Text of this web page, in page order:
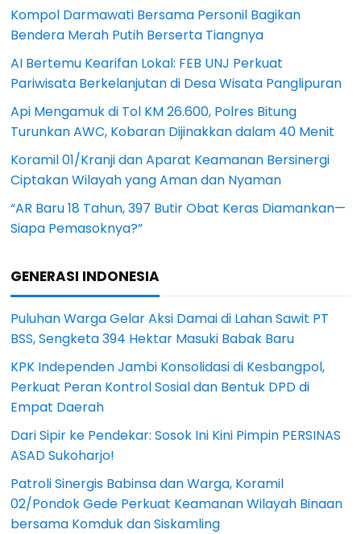
Kompol Darmawati Bersama Personil Bagikan
Bendera Merah Putih Berserta Tiangnya
AI Bertemu Kearifan Lokal: FEB UNJ Perkuat
Pariwisata Berkelanjutan di Desa Wisata Panglipuran
Api Mengamuk di Tol KM 26.600, Polres Bitung
Turunkan AWC, Kobaran Dijinakkan dalam 40 Menit
Koramil 01/Kranji dan Aparat Keamanan Bersinergi
Ciptakan Wilayah yang Aman dan Nyaman
“AR Baru 18 Tahun, 397 Butir Obat Keras Diamankan—
Siapa Pemasoknya?”
GENERASI INDONESIA
Puluhan Warga Gelar Aksi Damai di Lahan Sawit PT
BSS, Sengketa 394 Hektar Masuki Babak Baru
KPK Independen Jambi Konsolidasi di Kesbangpol,
Perkuat Peran Kontrol Sosial dan Bentuk DPD di
Empat Daerah
Dari Sipir ke Pendekar: Sosok Ini Kini Pimpin PERSINAS
ASAD Sukoharjo!
Patroli Sinergis Babinsa dan Warga, Koramil
02/Pondok Gede Perkuat Keamanan Wilayah Binaan
bersama Komduk dan Siskamling